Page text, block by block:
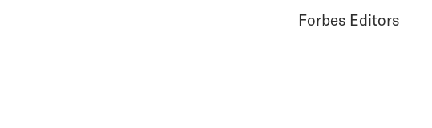
Forbes Editors